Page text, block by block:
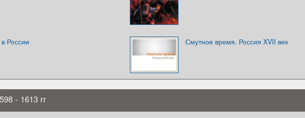
России Смутное время. Россия XVII век
- 1613 гг